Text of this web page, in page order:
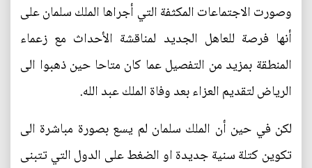
وصورت الاجتماعات المكثفة التي أجراها الملك سلمان على
أنها فرصة للعاهل الجديد لمناقشة الأحداث مع زعماء
المنطقة بمزيد من التفصيل عما كان متاحا حين ذهبوا الى
الرياض لتقديم العزاء بعد وفاة الملك عبد الله.
لكن في حين أن الملك سلمان لم يسع بصورة مباشرة الى
تكوين كتلة سنية جديدة او الضغط على الدول التي تتبنى